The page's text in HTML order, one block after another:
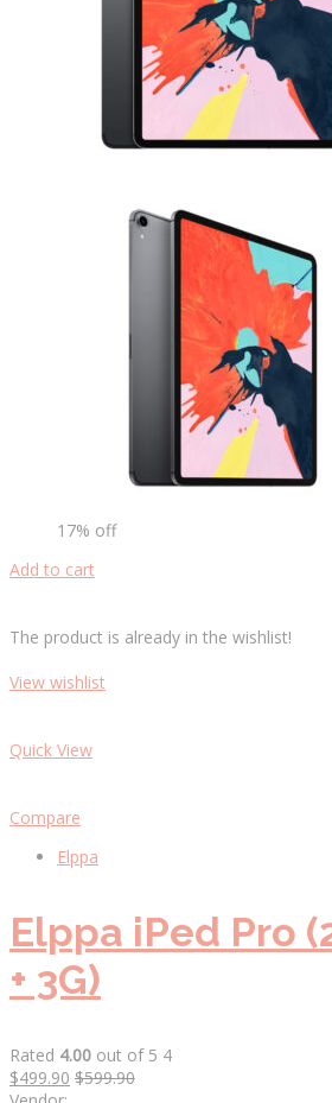
17% off
Add to cart
The product is already in the wishlist!
View wishlist
Quick View
Compare
Elppa
Elppa iPed Pro
+ 3G)
Rated 4.00 out of 5 4
$499.90 $599.90